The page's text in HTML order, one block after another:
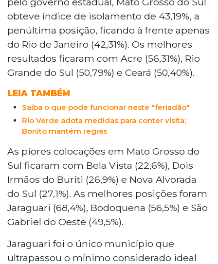
obteve índice de isolamento de 43,19%, a
penúltima posição, ficando à frente apenas
do Rio de Janeiro (42,31%). Os melhores
resultados ficaram com Acre (56,31%), Rio
Grande do Sul (50,79%) e Ceará (50,40%).
LEIA TAMBÉM
Saiba o que pode funcionar neste "feriadão"
Rio Verde adota medidas para conter visita;
Bonito mantém regras
As piores colocações em Mato Grosso do
Sul ficaram com Bela Vista (22,6%), Dois
Irmãos do Buriti (26,9%) e Nova Alvorada
do Sul (27,1%). As melhores posições foram
Jaraguari (68,4%), Bodoquena (56,5%) e São
Gabriel do Oeste (49,5%).
Jaraguari foi o único município que
ultrapassou o mínimo considerado ideal